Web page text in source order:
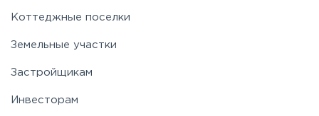
Коттеджные поселки
Земельные участки
Застройщикам
Инвесторам